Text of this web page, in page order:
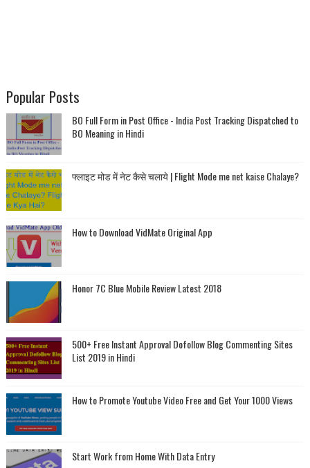
Popular Posts
BO Full Form in Post Office - India Post Tracking Dispatched to
BO Meaning in Hindi
फ्लाइट मोड में नेट कैसे चलाये | Flight Mode me net kaise Chalaye?
How to Download VidMate Original App
Honor 7C Blue Mobile Review Latest 2018
500+ Free Instant Approval Dofollow Blog Commenting Sites
List 2019 in Hindi
How to Promote Youtube Video Free and Get Your 1000 Views
Start Work from Home With Data Entry